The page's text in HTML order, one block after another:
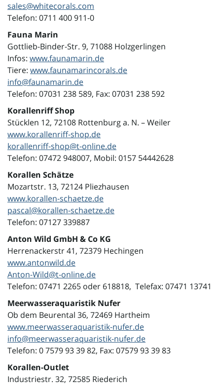
sales@whitecorals.com
Telefon: 0711 400 911-0
Fauna Marin
Gottlieb-Binder-Str. 9, 71088 Holzgerlingen
Infos: www.faunamarin.de
Tiere: www.faunamarincorals.de
info@faunamarin.de
Telefon: 07031 238 589, Fax: 07031 238 592
Korallenriff Shop
Stücklen 12, 72108 Rottenburg a. N. – Weiler
www.korallenriff-shop.de
korallenriff-shop@t-online.de
Telefon: 07472 948007, Mobil: 0157 54442628
Korallen Schätze
Mozartstr. 13, 72124 Pliezhausen
www.korallen-schaetze.de
pascal@korallen-schaetze.de
Telefon: 07127 339887
Anton Wild GmbH & Co KG
Herrenackerstr 41, 72379 Hechingen
www.antonwild.de
Anton-Wild@t-online.de
Telefon: 07471 2265 oder 618818, Telefax: 07471 13741
Meerwasseraquaristik Nufer
Ob dem Beurental 36, 72469 Hartheim
www.meerwasseraquaristik-nufer.de
info@meerwasseraquaristik-nufer.de
Telefon: 0 7579 93 39 82, Fax: 07579 93 39 83
Korallen-Outlet
Industriestr. 32, 72585 Riederich